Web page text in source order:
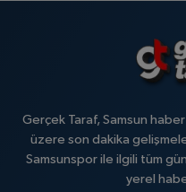
Gerçek Taraf, Samsun
üzere son dakika
Samsunspor ile ilgili tüm
yerel